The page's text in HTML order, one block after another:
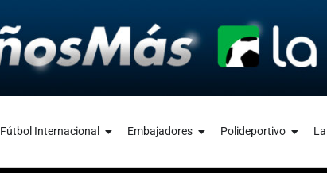
Fútbol Internacional Embajadores Polideportivo